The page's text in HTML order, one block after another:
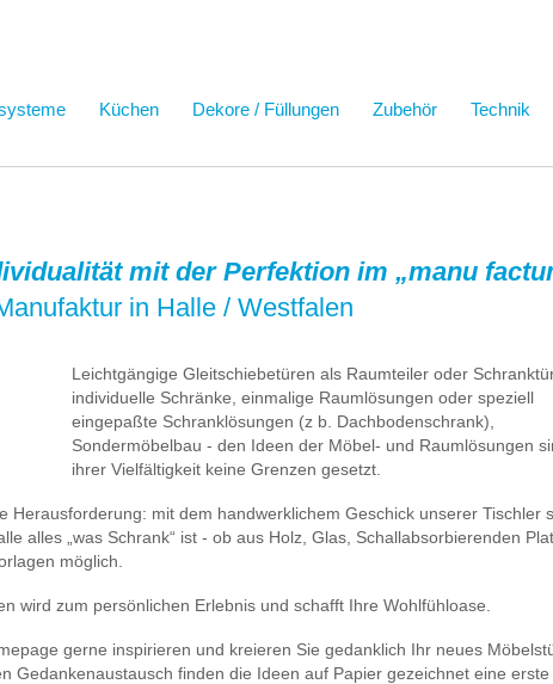
Küchen Dekore / Füllungen Zubehör Technik
mit der Perfektion im „manu
in Halle / Westfalen
Leichtgängige Gleitschiebetüren als Raumteiler oder
individuelle Schränke, einmalige Raumlösungen oder speziell
eingepaßte Schranklösungen (z b. Dachbodenschrank),
Sondermöbelbau - den Ideen der Möbel- und Raumlösungen
ihrer Vielfältigkeit keine Grenzen gesetzt.
mit dem handwerklichem Geschick unserer Tischler
alles „was Schrank“ ist - ob aus Holz, Glas, Schallabsorbierenden
möglich.
wird zum persönlichen Erlebnis und schafft Ihre Wohlfühloase.
gerne inspirieren und kreieren Sie gedanklich Ihr neues
Gedankenaustausch finden die Ideen auf Papier gezeichnet eine erste